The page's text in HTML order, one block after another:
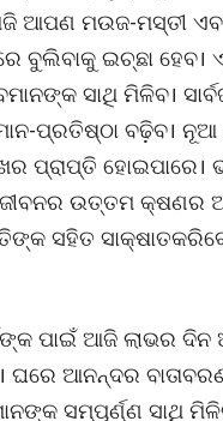
ଆପଣ ମଉଜ-ମସ୍ତୀ
ବୁଲିବାକୁ ଇଚ୍ଛା ହେବ।
ସାଥି ମିଳିବ।
ପ୍ରତିଷ୍ଠା ବଢ଼ିବ।
ପ୍ରାପ୍ତି ହୋଇପାରେ।
ଉତ୍ତମ କ୍ଷଣର
ସହିତ
ପାଇଁ ଆଜି ଲାଭର ଦିନ
ଘରେ ଆନନ୍ଦର
ସମ୍ପୂର୍ଣ୍ଣ ସାଥି